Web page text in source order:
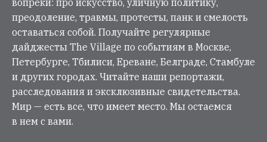
вопреки: про искусство, уличную политику,
преодоление, травмы, протесты, панк и смелость
оставаться собой. Получайте регулярные
дайджесты The Village по событиям в Москве,
Петербурге, Тбилиси, Ереване, Белграде, Стамбуле
и других городах. Читайте наши репортажи,
расследования и эксклюзивные свидетельства.
Мир — есть все, что имеет место. Мы остаемся
в нем с вами.